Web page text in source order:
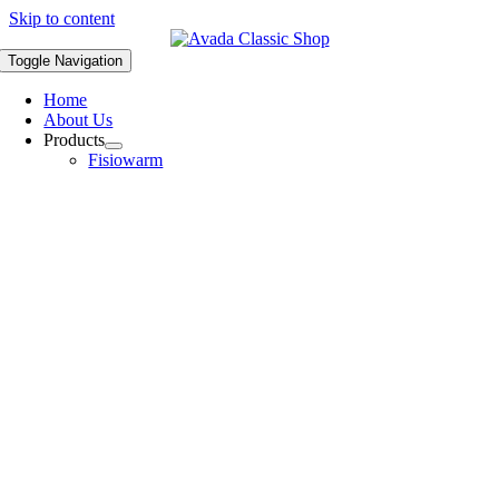
Skip to content
Toggle Navigation
Home
About Us
Products
Fisiowarm